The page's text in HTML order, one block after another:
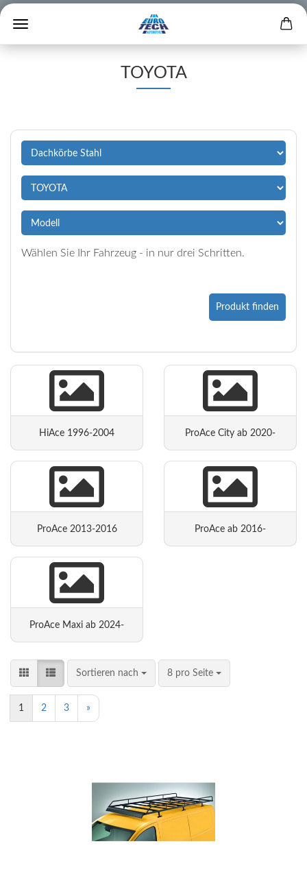
TOYOTA
Wählen Sie Ihr Fahrzeug - in nur drei Schritten.
Produkt finden
HiAce 1996-2004 ProAce City ab 2020-
ProAce 2013-2016 ProAce ab 2016-
ProAce Maxi ab 2024-
Sortieren nach 8 pro Seite
1 2 3 »